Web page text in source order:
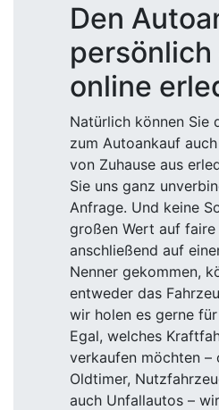
Den
online
Natürlich können Sie
zum Autoankauf
von Zuhause aus
Sie uns ganz
Anfrage. Und keine
großen Wert auf faire
anschließend auf
Nenner gekommen,
entweder das
wir holen es gerne
Egal, welches
verkaufen möchten –
Oldtimer,
auch Unfallautos –